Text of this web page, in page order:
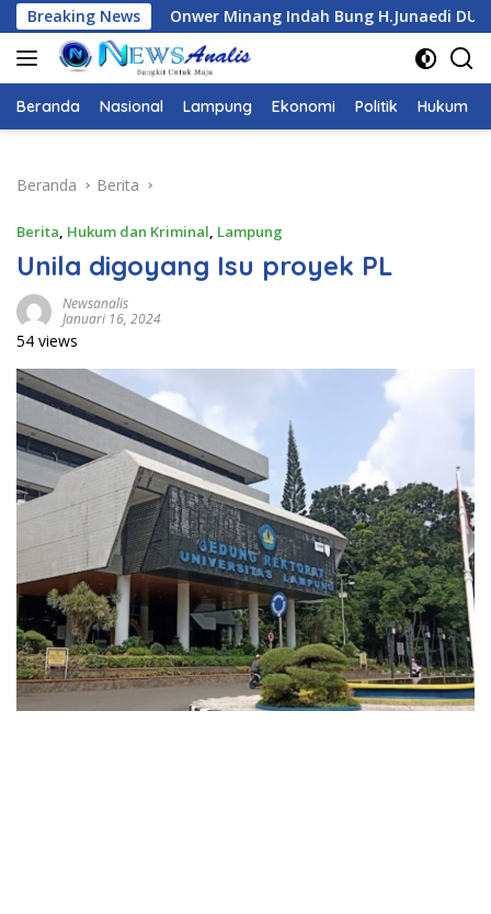
Langsung
ke
konten
Breaking News
Indah Bung H.Junaedi DUKUNG Ketua Karang Taruna
Beranda Nasional Lampung Ekonomi Politik Hukum
Beranda Berita
Berita, Hukum dan Kriminal, Lampung
Unila digoyang Isu proyek PL
Newsanalis
Januari 16, 2024
54 views